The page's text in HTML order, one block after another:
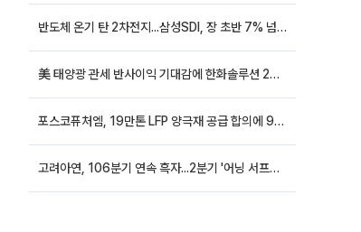
반도체 온기 탄 2차전지...삼성SDI, 장 초반 7% 넘게 껑충
美 태양광 관세 반사이익 기대감에 한화솔루션 20%대·OCI홀딩스 14%대 급등
포스코퓨처엠, 19만톤 LFP 양극재 공급 합의에 9%대 강세
고려아연, 106분기 연속 흑자...2분기 '어닝 서프라이즈'에 장 초반 12%대 강세